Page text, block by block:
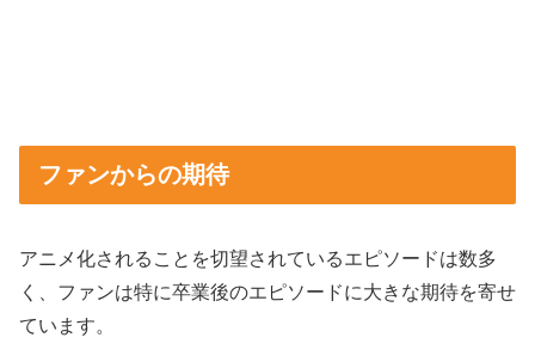
ファンからの期待
アニメ化されることを切望されているエピソードは数多
く、ファンは特に卒業後のエピソードに大きな期待を寄せ
ています。